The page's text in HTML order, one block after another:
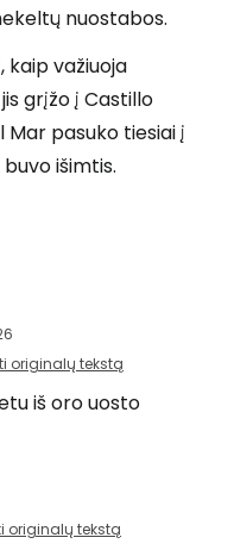
nuostabos.
kaip važiuoja
grįžo į Castillo
pasuko tiesiai į
išimtis.
originalų tekstą
iš oro uosto
originalų tekstą